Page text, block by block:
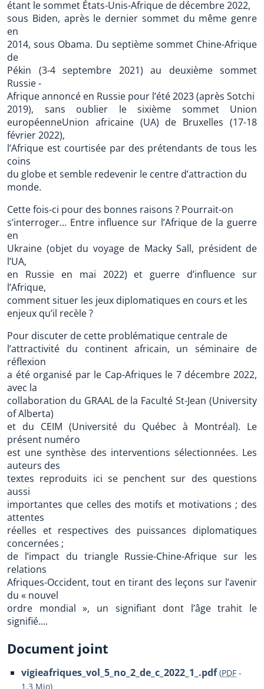
étant le sommet États-Unis-Afrique de décembre 2022,
sous Biden, après le dernier sommet du même genre
en
2014, sous Obama. Du septième sommet Chine-Afrique
de
Pékin (3-4 septembre 2021) au deuxième sommet
Russie -
Afrique annoncé en Russie pour l’été 2023 (après Sotchi
2019), sans oublier le sixième sommet Union
européenneUnion africaine (UA) de Bruxelles (17-18
février 2022),
l’Afrique est courtisée par des prétendants de tous les
coins
du globe et semble redevenir le centre d’attraction du
monde.
Cette fois-ci pour des bonnes raisons ? Pourrait-on
s’interroger… Entre influence sur l’Afrique de la guerre
en
Ukraine (objet du voyage de Macky Sall, président de
l’UA,
en Russie en mai 2022) et guerre d’influence sur
l’Afrique,
comment situer les jeux diplomatiques en cours et les
enjeux qu’il recèle ?
Pour discuter de cette problématique centrale de
l’attractivité du continent africain, un séminaire de
réflexion
a été organisé par le Cap-Afriques le 7 décembre 2022,
avec la
collaboration du GRAAL de la Faculté St-Jean (University
of Alberta)
et du CEIM (Université du Québec à Montréal). Le
présent numéro
est une synthèse des interventions sélectionnées. Les
auteurs des
textes reproduits ici se penchent sur des questions
aussi
importantes que celles des motifs et motivations ; des
attentes
réelles et respectives des puissances diplomatiques
concernées ;
de l’impact du triangle Russie-Chine-Afrique sur les
relations
Afriques-Occident, tout en tirant des leçons sur l’avenir
du « nouvel
ordre mondial », un signifiant dont l’âge trahit le
signifié....
Document joint
vigieafriques_vol_5_no_2_de_c_2022_1_.pdf (PDF -
1.3 Mio)